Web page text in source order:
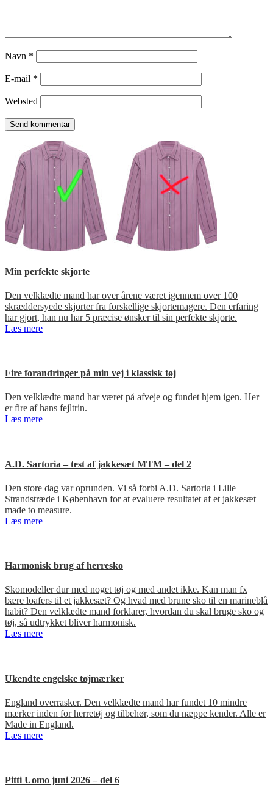
Navn *
E-mail *
Websted
Min perfekte skjorte
Den velklædte mand har over årene været igennem over 100
skræddersyede skjorter fra forskellige skjortemagere. Den erfaring
har gjort, han nu har 5 præcise ønsker til sin perfekte skjorte.
Læs mere
Fire forandringer på min vej i klassisk tøj
Den velklædte mand har været på afveje og fundet hjem igen. Her
er fire af hans fejltrin.
Læs mere
A.D. Sartoria – test af jakkesæt MTM – del 2
Den store dag var oprunden. Vi så forbi A.D. Sartoria i Lille
Strandstræde i København for at evaluere resultatet af et jakkesæt
made to measure.
Læs mere
Harmonisk brug af herresko
Skomodeller dur med noget tøj og med andet ikke. Kan man fx
bære loafers til et jakkesæt? Og hvad med brune sko til en marineblå
habit? Den velklædte mand forklarer, hvordan du skal bruge sko og
tøj, så udtrykket bliver harmonisk.
Læs mere
Ukendte engelske tøjmærker
England overrasker. Den velklædte mand har fundet 10 mindre
mærker inden for herretøj og tilbehør, som du næppe kender. Alle er
Made in England.
Læs mere
Pitti Uomo juni 2026 – del 6